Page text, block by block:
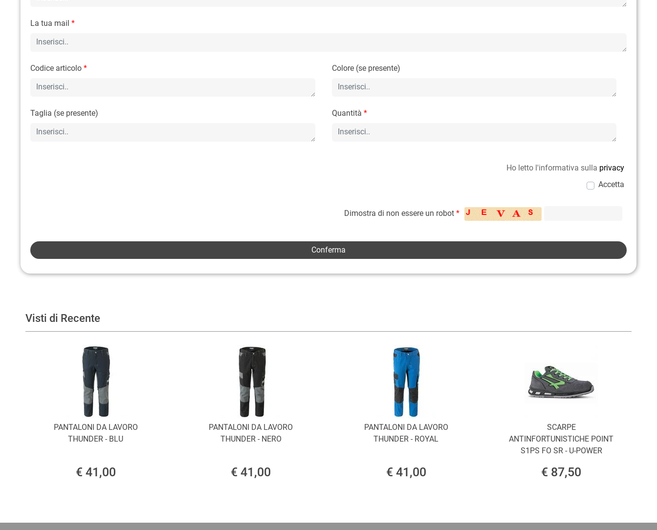
La tua mail *
Codice articolo * Colore (se presente)
Taglia (se presente) Quantità *
Ho letto l'informativa sulla privacy
Accetta
Dimostra di non essere un robot *
Visti di Recente
PANTALONI DA LAVORO
THUNDER - BLU
€ 41,00
PANTALONI DA LAVORO
THUNDER - NERO
€ 41,00
PANTALONI DA LAVORO
THUNDER - ROYAL
€ 41,00
SCARPE
ANTINFORTUNISTICHE POINT
S1PS FO SR - U-POWER
€ 87,50